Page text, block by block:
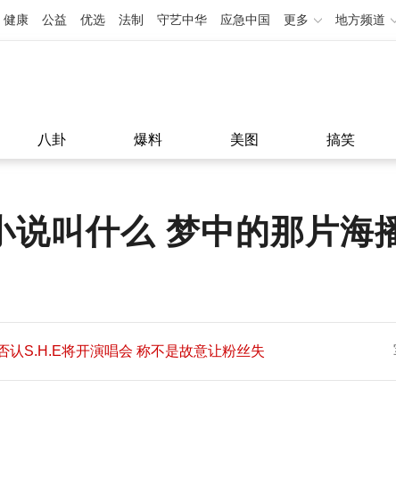
健康 公益 优选 法制 守艺中华 应急中国 更多 地方频道
八卦 爆料 美图 搞笑
说叫什么 梦中的那片海
认S.H.E将开演唱会 称不是故意让粉丝失
认S.H.E将开演唱会 称不是故意让粉丝失